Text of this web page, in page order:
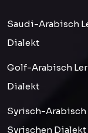
Saudi-Arabisch
Dialekt
Golf-Arabisch
Dialekt
Syrisch-Arabisch
Syrischen Dialekt